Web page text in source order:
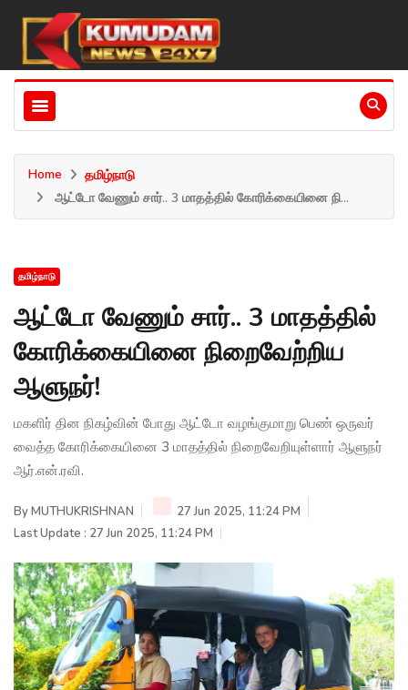
Home
தமிழ்நாடு
ஆட்டோ வேணும் சார்.. 3 மாதத்தில் கோரிக்கையினை நி...
தமிழ்நாடு
ஆட்டோ வேணும் சார்.. 3 மாதத்தில்
கோரிக்கையினை நிறைவேற்றிய
ஆளுநர்!
மகளிர் தின நிகழ்வின் போது ஆட்டோ வழங்குமாறு பெண் ஒருவர்
வைத்த கோரிக்கையினை 3 மாதத்தில் நிறைவேறியுள்ளார் ஆளுநர்
ஆர்.என்.ரவி.
ByMUTHUKRISHNAN
27 Jun 2025, 11:24 PM
Last Update : 27 Jun 2025, 11:24 PM